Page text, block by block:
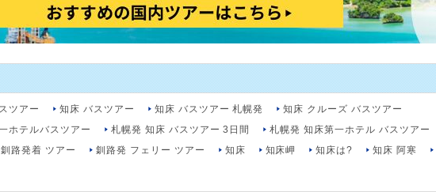
ツアー 知床 バスツアー 知床 バスツアー 札幌発
知床 クルーズ バスツアー
ホテルバスツアー 札幌発 知床 バスツアー 3日間 札幌発 知床第一ホテル バスツアー
釧路発着 ツアー 釧路発 フェリー ツアー 知床 知床岬 知床は? 知床 阿寒